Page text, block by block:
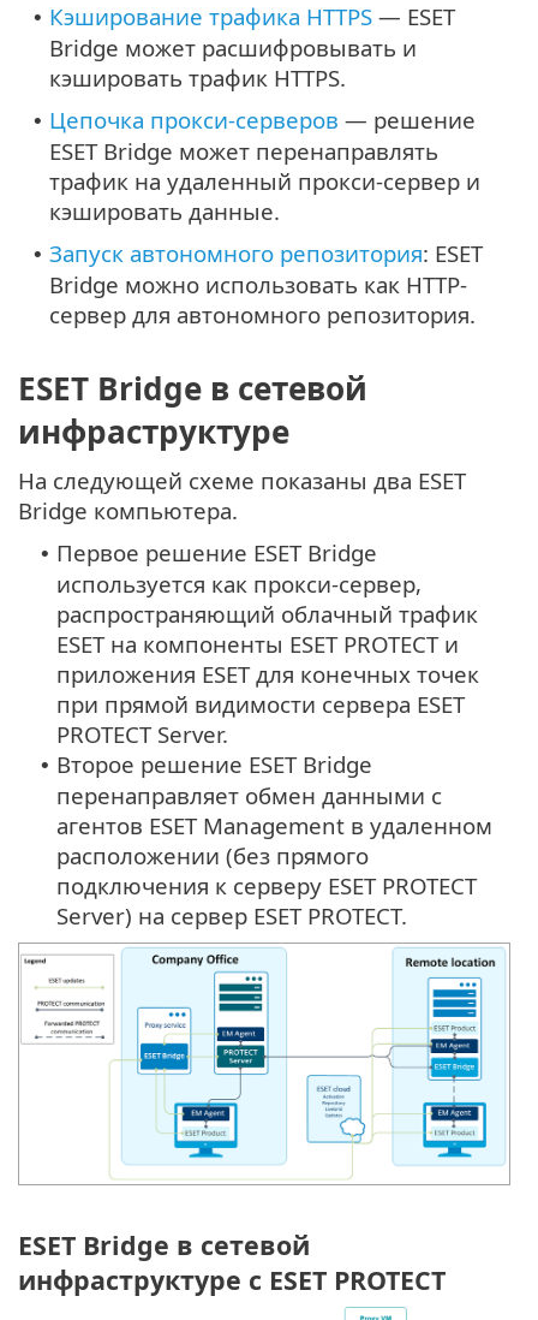
• Кэширование трафика HTTPS — ESET
Bridge может расшифровывать и
кэшировать трафик HTTPS.
• Цепочка прокси-серверов — решение
ESET Bridge может перенаправлять
трафик на удаленный прокси-сервер и
кэшировать данные.
• Запуск автономного репозитория: ESET
Bridge можно использовать как HTTP-
сервер для автономного репозитория.
ESET Bridge в сетевой
инфраструктуре
На следующей схеме показаны два ESET
Bridge компьютера.
• Первое решение ESET Bridge
используется как прокси-сервер,
распространяющий облачный трафик
ESET на компоненты ESET PROTECT и
приложения ESET для конечных точек
при прямой видимости сервера ESET
PROTECT Server.
• Второе решение ESET Bridge
перенаправляет обмен данными с
агентов ESET Management в удаленном
расположении (без прямого
подключения к серверу ESET PROTECT
Server) на сервер ESET PROTECT.
ESET Bridge в сетевой
инфраструктуре с ESET PROTECT